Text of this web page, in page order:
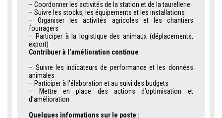
– Coordonner les activités de la station et de la taurellerie
– Suivre les stocks, les équipements et les installations
– Organiser les activités agricoles et les chantiers
fourragers
– Participer à la logistique des animaux (déplacements,
export)
Contribuer à l’amélioration continue
– Suivre les indicateurs de performance et les données
animales
– Participer à l’élaboration et au suivi des budgets
– Mettre en place des actions d’optimisation et
d’amélioration
Quelques informations sur le poste :